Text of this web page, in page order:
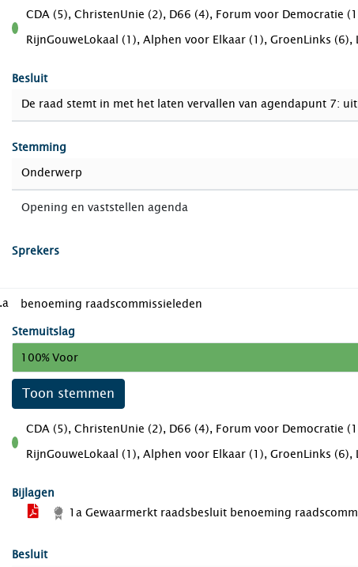
voor
CDA (5), ChristenUnie (2), D66 (4), Forum voor Democratie
RijnGouweLokaal (1), Alphen voor Elkaar (1), GroenLinks (6),
Besluit
De raad stemt in met het laten vervallen van agendapunt 7:
Stemming
Onderwerp
Opening en vaststellen agenda
Sprekers
benoeming raadscommissieleden
Stemuitslag
100% Voor
Toon stemmen
voor
CDA (5), ChristenUnie (2), D66 (4), Forum voor Democratie
RijnGouweLokaal (1), Alphen voor Elkaar (1), GroenLinks (6),
Bijlagen
1a Gewaarmerkt raadsbesluit benoeming
Besluit